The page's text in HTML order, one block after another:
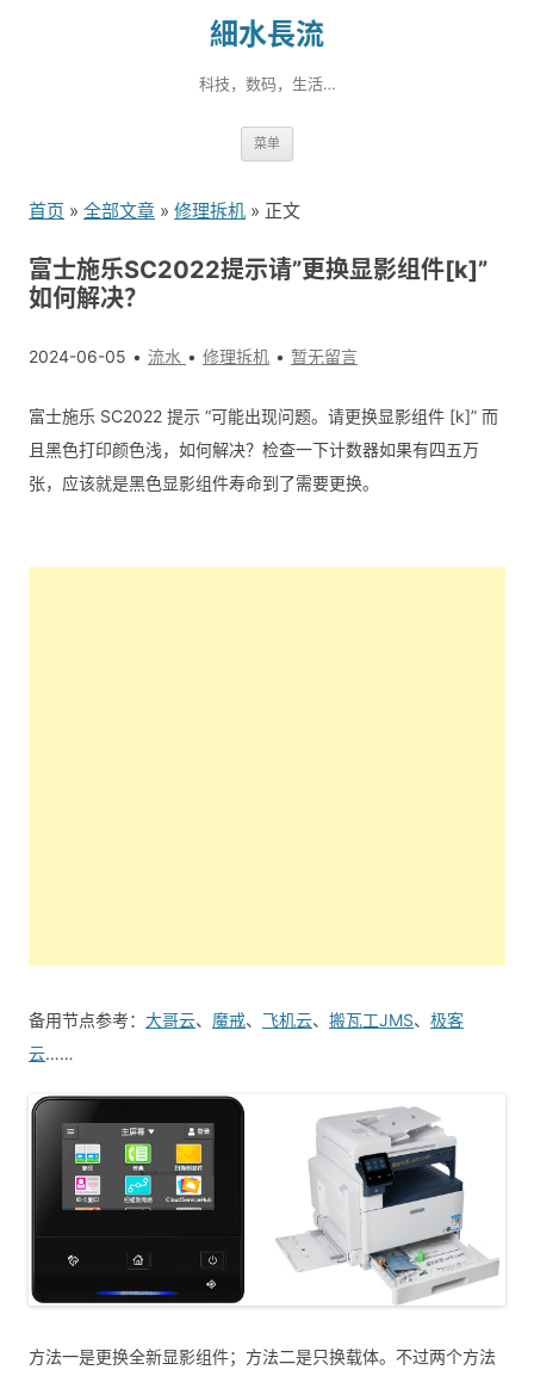
細水長流
科技，数码，生活…
菜单
到
容
首页 » 全部文章 » 修理拆机 » 正文
富士施乐SC2022提示请”更换显影组件[k]”
如何解决？
2024-06-05 流水 修理拆机 暂无留言
富士施乐 SC2022 提示 “可能出现问题。请更换显影组件 [k]” 而
且黑色打印颜色浅，如何解决？检查一下计数器如果有四五万
张，应该就是黑色显影组件寿命到了需要更换。
备用节点参考： 大哥云、 魔戒、 飞机云、 搬瓦工JMS、 极客
云……
方法一是更换全新显影组件；方法二是只换载体。不过两个方法